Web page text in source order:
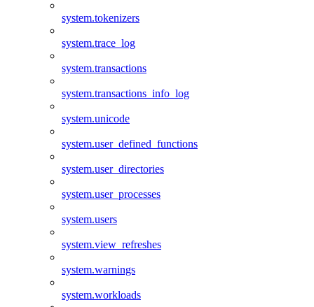
system.tokenizers
system.trace_log
system.transactions
system.transactions_info_log
system.unicode
system.user_defined_functions
system.user_directories
system.user_processes
system.users
system.view_refreshes
system.warnings
system.workloads